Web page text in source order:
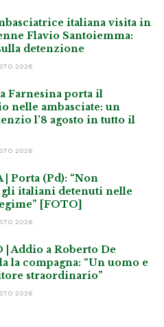
italiana visita in
Flavio Santoiemma:
detenzione
2026
Farnesina porta il
nelle ambasciate: un
l’8 agosto in tutto il
2026
| Porta (Pd): “Non
italiani detenuti nelle
[FOTO]
2026
| Addio a Roberto De
la compagna: “Un uomo e
straordinario”
2026